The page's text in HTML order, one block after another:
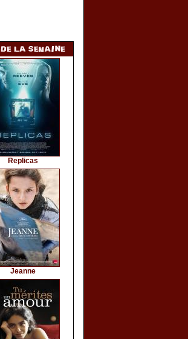
Replicas
Jeanne